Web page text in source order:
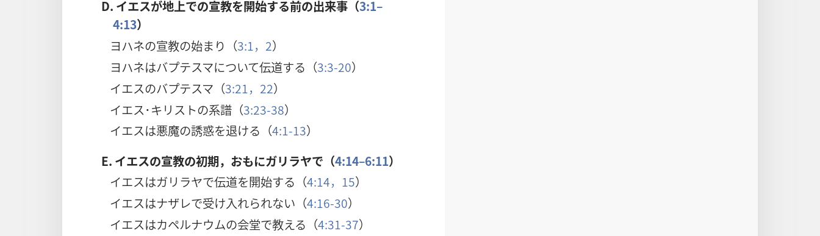
D. イエスが地上での宣教を開始する前の出来事（3:1–
4:13）
ヨハネの宣教の始まり（3:1，2）
ヨハネはバプテスマについて伝道する（3:3-20）
イエスのバプテスマ（3:21，22）
イエス･キリストの系譜（3:23-38）
イエスは悪魔の誘惑を退ける（4:1-13）
E. イエスの宣教の初期，おもにガリラヤで（4:14–6:11）
イエスはガリラヤで伝道を開始する（4:14，15）
イエスはナザレで受け入れられない（4:16-30）
イエスはカペルナウムの会堂で教える（4:31-37）